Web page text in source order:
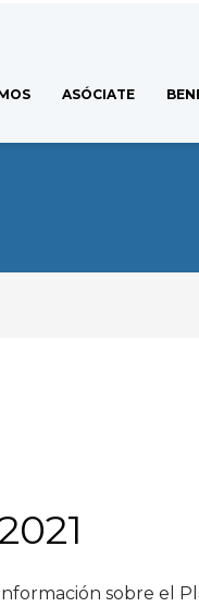
ASÓCIATE
sobre el